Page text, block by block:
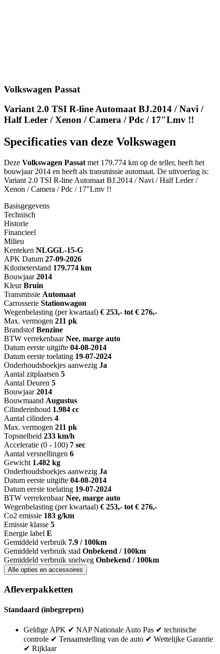
Volkswagen Passat
Variant 2.0 TSI R-line Automaat BJ.2014 / Navi /
Half Leder / Xenon / Camera / Pdc / 17"Lmv !!
Specificaties van deze Volkswagen
Deze Volkswagen Passat met 179.774 km op de teller, heeft het
bouwjaar 2014 en heeft als transmissie automaat. De uitvoering is:
Variant 2.0 TSI R-line Automaat BJ.2014 / Navi / Half Leder /
Xenon / Camera / Pdc / 17"Lmv !!
Basisgegevens
Technisch
Historie
Financieel
Milieu
Kenteken NLGGL-15-G
APK Datum 27-09-2026
Kilometerstand 179.774 km
Bouwjaar 2014
Kleur Bruin
Transmissie Automaat
Carrosserie Stationwagon
Wegenbelasting (per kwartaal) € 253,- tot € 276,-
Max. vermogen 211 pk
Brandstof Benzine
BTW verrekenbaar Nee, marge auto
Datum eerste uitgifte 04-08-2014
Datum eerste toelating 19-07-2024
Onderhoudsboekjes aanwezig Ja
Aantal zitplaatsen 5
Aantal Deuren 5
Bouwjaar 2014
Bouwmaand Augustus
Cilinderinhoud 1.984 cc
Aantal cilinders 4
Max. vermogen 211 pk
Topsnelheid 233 km/h
Acceleratie (0 - 100) 7 sec
Aantal versnellingen 6
Gewicht 1.482 kg
Onderhoudsboekjes aanwezig Ja
Datum eerste uitgifte 04-08-2014
Datum eerste toelating 19-07-2024
BTW verrekenbaar Nee, marge auto
Wegenbelasting (per kwartaal) € 253,- tot € 276,-
Co2 emissie 183 g/km
Emissie klasse 5
Energie label E
Gemiddeld verbruik 7.9 / 100km
Gemiddeld verbruik stad Onbekend / 100km
Gemiddeld verbruik snelweg Onbekend / 100km
Alle opties en accessoires
Afleverpakketten
Standaard (inbegrepen)
Geldige APK ✔ NAP Nationale Auto Pas ✔ technische
controle ✔ Tenaamstelling van de auto ✔ Wettelijke Garantie
✔ Rijklaar